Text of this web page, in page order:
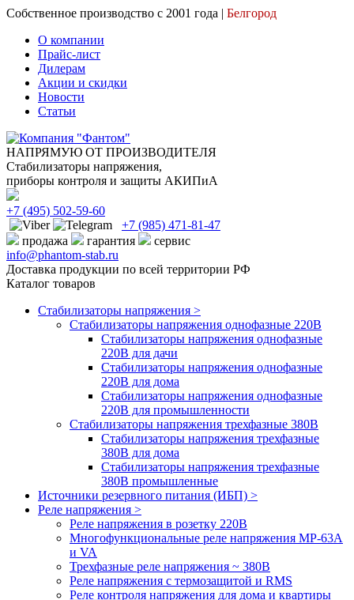
Собственное производство с 2001 года | Белгород
О компании
Прайс-лист
Дилерам
Акции и скидки
Новости
Статьи
НАПРЯМУЮ ОТ ПРОИЗВОДИТЕЛЯ
Стабилизаторы напряжения,
приборы контроля и защиты АКИПиА
+7 (495) 502-59-60
+7 (985) 471-81-47
продажа
гарантия
сервис
info@phantom-stab.ru
Доставка продукции по всей территории РФ
Каталог товаров
Стабилизаторы напряжения >
Cтабилизаторы напряжения однофазные 220В
Стабилизаторы напряжения однофазные
220В для дачи
Стабилизаторы напряжения однофазные
220В для дома
Стабилизаторы напряжения однофазные
220В для промышленности
Стабилизаторы напряжения трехфазные 380В
Cтабилизаторы напряжения трехфазные
380В для дома
Стабилизаторы напряжения трехфазные
380В промышленные
Источники резервного питания (ИБП) >
Реле напряжения >
Реле напряжения в розетку 220В
Многофункциональные реле напряжения МР-63А
и VA
Трехфазные реле напряжения ~ 380В
Реле напряжения с термозащитой и RMS
Реле контроля напряжения для дома и квартиры